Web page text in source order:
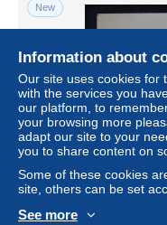
New
ISRAEL - Carte
Information about
Our site uses cookies for
with the services you
our platform, to
your browsing more
adapt our site to your
you to share content on
Some of these cookies
site, others can be set
See more